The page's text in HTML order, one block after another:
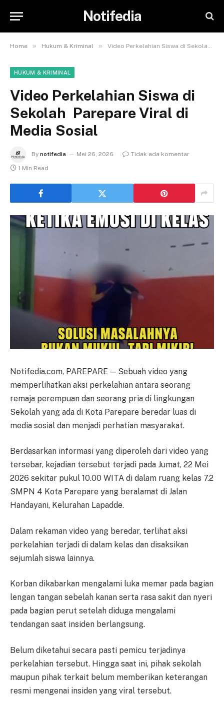
Notifedia
Home » Hukum & Kriminal » Video Perkelahian Siswa di Sekolah Parepare Viral di Media Sosial
HUKUM & KRIMINAL
Video Perkelahian Siswa di
Sekolah Parepare Viral di
Media Sosial
By notifedia Mei 26, 2026
Tidak ada komentar
1 Min Read
Notifedia.com, PAREPARE — Sebuah video yang
memperlihatkan aksi perkelahian antara seorang
remaja perempuan dan seorang pria di lingkungan
Sekolah yang ada di Kota Parepare beredar luas di
media sosial dan menjadi perhatian masyarakat.
Berdasarkan informasi yang diperoleh dari video yang
tersebar, kejadian tersebut terjadi pada Jumat, 22 Mei
2026 sekitar pukul 10.00 WITA di dalam ruang kelas 7.2
SMPN 4 Kota Parepare yang beralamat di Jalan
Handayani, Kelurahan Lapadde.
Dalam rekaman video yang beredar, terlihat aksi
perkelahian terjadi di dalam kelas dan disaksikan
sejumlah siswa lainnya.
Korban dikabarkan mengalami luka memar pada bagian
lengan tangan sebelah kanan serta rasa sakit dan nyeri
pada bagian perut setelah diduga mengalami
tendangan saat insiden berlangsung.
Belum diketahui secara pasti pemicu terjadinya
perkelahian tersebut. Hingga saat ini, pihak sekolah
maupun pihak terkait belum memberikan keterangan
resmi mengenai insiden yang viral tersebut.